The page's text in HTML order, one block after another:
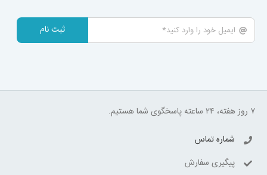
ثبت نام
۷ روز هفته، ۲۴ ساعته پاسخگوی شما هستیم.
شماره تماس
پیگیری سفارش